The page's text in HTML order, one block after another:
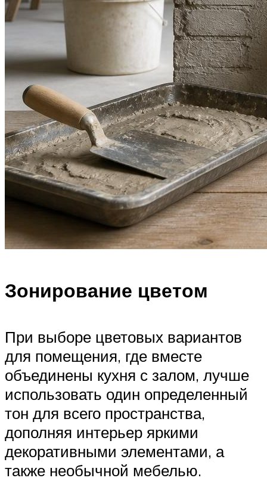
Зонирование цветом
При выборе цветовых вариантов
для помещения, где вместе
объединены кухня с залом, лучше
использовать один определенный
тон для всего пространства,
дополняя интерьер яркими
декоративными элементами, а
также необычной мебелью.